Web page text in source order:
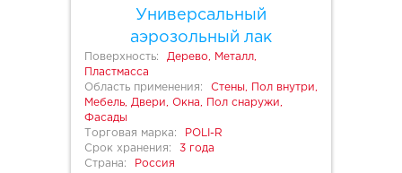
Универсальный
аэрозольный лак
Поверхность:
Дерево, Металл,
Пластмасса
Область применения:
Стены, Пол внутри,
Мебель, Двери, Окна, Пол снаружи,
Фасады
Торговая марка:
POLI-R
Срок хранения:
3 года
Страна:
Россия